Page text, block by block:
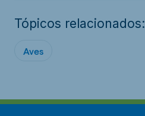
Tópicos relacionados:
Aves